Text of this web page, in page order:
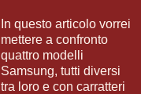
In questo articolo vorrei
mettere a confronto
quattro modelli
Samsung, tutti diversi
tra loro e con carratteri